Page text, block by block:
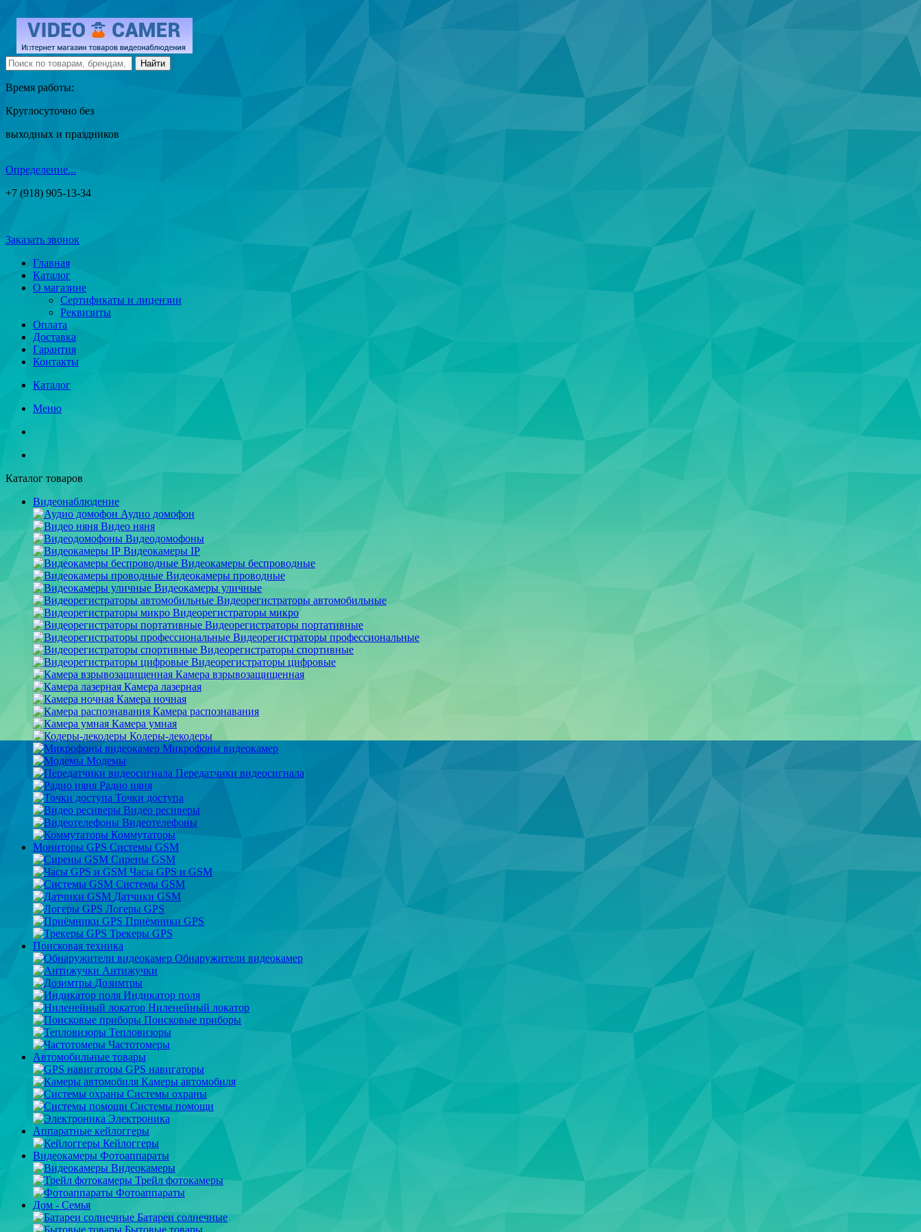
Время работы:
Круглосуточно без
выходных и праздников
Определение...
+7 (918) 905-13-34
Заказать звонок
Главная
Каталог
О магазине
Сертификаты и лицензии
Реквизиты
Оплата
Доставка
Гарантия
Контакты
Каталог
Меню
Каталог товаров
Видеонаблюдение
Аудио домофон
Видео няня
Видеодомофоны
Видеокамеры IP
Видеокамеры беспроводные
Видеокамеры проводные
Видеокамеры уличные
Видеорегистраторы автомобильные
Видеорегистраторы микро
Видеорегистраторы портативные
Видеорегистраторы профессиональные
Видеорегистраторы спортивные
Видеорегистраторы цифровые
Камера взрывозащищенная
Камера лазерная
Камера ночная
Камера распознавания
Камера умная
Кодеры-декодеры
Микрофоны видеокамер
Модемы
Передатчики видеосигнала
Радио няня
Точки доступа
Видео ресиверы
Видеотелефоны
Коммутаторы
Мониторы GPS Системы GSM
Сирены GSM
Часы GPS и GSM
Системы GSM
Датчики GSM
Логеры GPS
Приёмники GPS
Трекеры GPS
Поисковая техника
Обнаружители видеокамер
Антижучки
Дозимтры
Индикатор поля
Ниленейный локатор
Поисковые приборы
Тепловизоры
Частотомеры
Автомобильные товары
GPS навигаторы
Камеры автомобиля
Системы охраны
Системы помощи
Электроника
Аппаратные кейлоггеры
Кейлоггеры
Видеокамеры Фотоаппараты
Видеокамеры
Трейл фотокамеры
Фотоаппараты
Дом - Семья
Батареи солнечные
Бытовые товары